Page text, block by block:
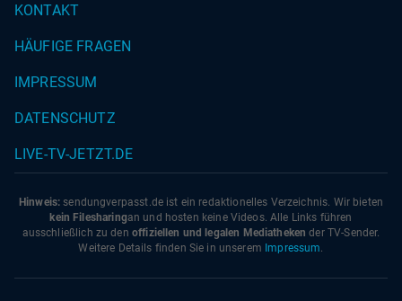
KONTAKT
HÄUFIGE FRAGEN
IMPRESSUM
DATENSCHUTZ
LIVE-TV-JETZT.DE
Hinweis: sendungverpasst.de ist ein redaktionelles Verzeichnis. Wir bieten
kein Filesharingan und hosten keine Videos. Alle Links führen
ausschließlich zu den offiziellen und legalen Mediatheken der TV-Sender.
Weitere Details finden Sie in unserem Impressum.